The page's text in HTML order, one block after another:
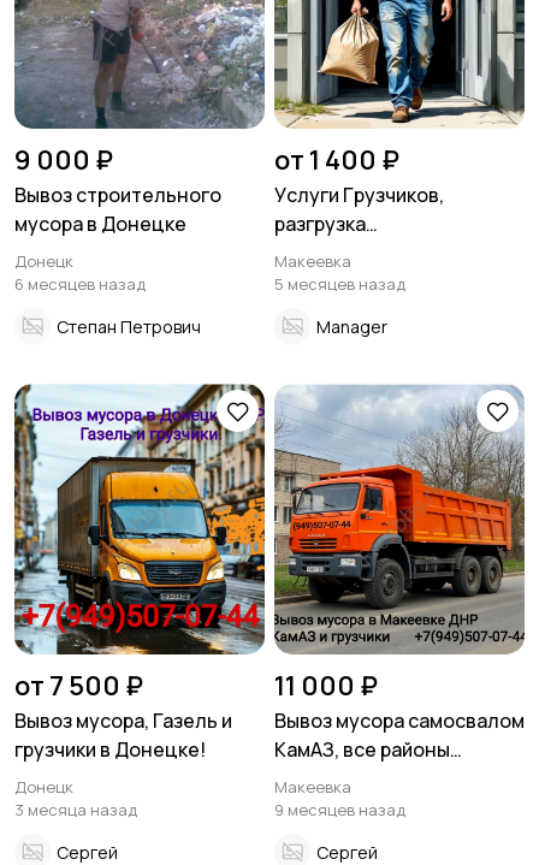
9 000 ₽
Вывоз строительного
мусора в Донецке
Донецк
6 месяцев назад
Степан Петрович
от 1 400 ₽
Уcлуги Гpузчиков,
pазгрузка
стpоймaтеpиалoв,
мебели, подъём на этажи.
Макеевка
5 месяцев назад
Manager
от 7 500 ₽
Вывоз мусора, Газель и
грузчики в Донецке!
Донецк
3 месяца назад
Сергей
11 000 ₽
Вывоз мусора самосвалом
КамАЗ, все районы
Макеевки
Макеевка
9 месяцев назад
Сергей